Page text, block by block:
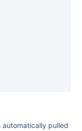
pulled